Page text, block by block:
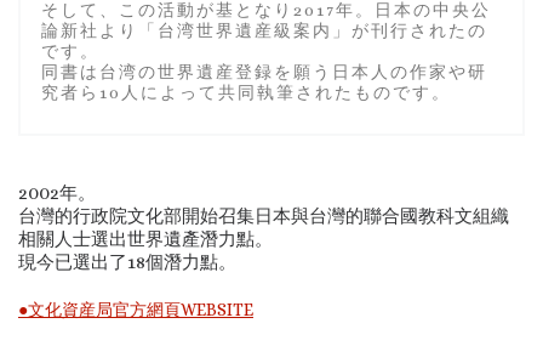
そして、この活動が基となり2017年。日本の中央公
論新社より「台湾世界遺産級案内」が刊行されたの
です。
同書は台湾の世界遺産登録を願う日本人の作家や研
究者ら10人によって共同執筆されたものです。
2002年。
台灣的行政院文化部開始召集日本與台灣的聯合國教科文組織
相關人士選出世界遺產潛力點。
現今已選出了18個潛力點。
●文化資産局官方網頁WEBSITE